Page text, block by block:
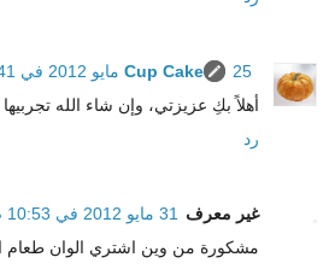
Cup Cake
25 مايو 2012 في 9:41 م
أهلاً بكِ عزيزتي، وإن شاء الله
رد
غير معرف
31 مايو 2012 في 10:53 ص
مشكورة من وين اشتري الوان طعام